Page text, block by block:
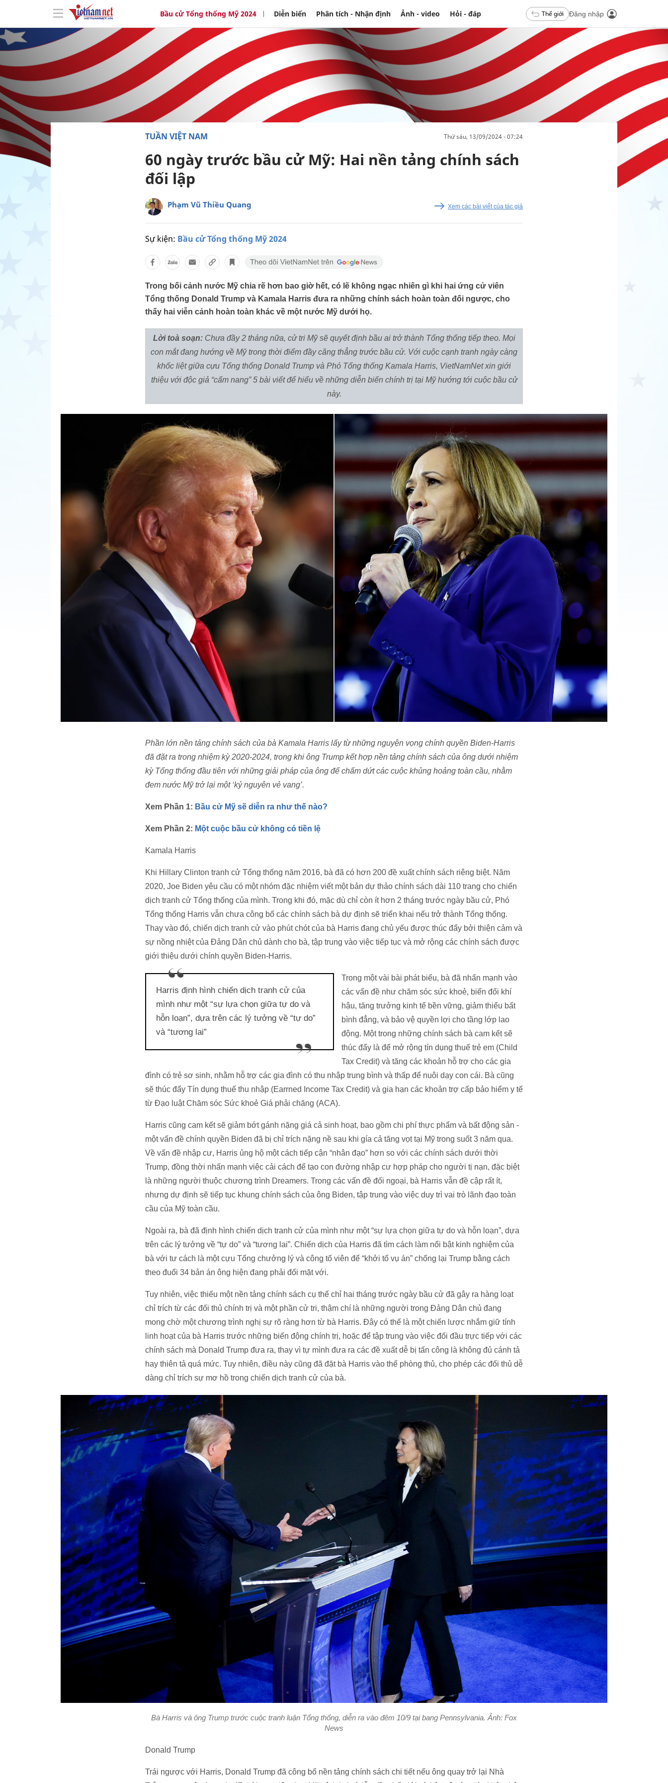
Bầu cử Tổng thống Mỹ 2024 Diễn biến Phân tích - Nhận định Ảnh - video Hỏi - đáp Thế giới Đăng nhập
TUẦN VIỆT NAM thứ sáu, 13/09/2024 - 07:24
60 ngày trước bầu cử Mỹ: Hai nền tảng chính sách
đối lập
Phạm Vũ Thiều Quang Xem các bài viết của tác giả
Sự kiện: Bầu cử Tổng thống Mỹ 2024
Trong bối cảnh nước Mỹ chia rẽ hơn bao giờ hết, có lẽ không ngạc nhiên gì khi hai ứng cử viên
Tổng thống Donald Trump và Kamala Harris đưa ra những chính sách hoàn toàn đối ngược, cho
thấy hai viễn cảnh hoàn toàn khác về một nước Mỹ dưới họ.
Lời toà soạn:Chưa đầy 2 tháng nữa, cử tri Mỹ sẽ quyết định bầu ai trở thành Tổng thống tiếp theo. Mọi
con mắt đang hướng về Mỹ trong thời điểm đầy căng thẳng trước bầu cử. Với cuộc cạnh tranh ngày càng
khốc liệt giữa cựu Tổng thống Donald Trump và Phó Tổng thống Kamala Harris, VietNamNet xin giới
thiệu với độc giả “cẩm nang” 5 bài viết để hiểu về những diễn biến chính trị tại Mỹ hướng tới cuộc bầu cử
này.
Phần lớn nền tảng chính sách của bà Kamala Harris lấy từ những nguyện vọng chính quyền Biden-Harris
đã đặt ra trong nhiệm kỳ 2020-2024, trong khi ông Trump kết hợp nền tảng chính sách của ông dưới nhiệm
kỳ Tổng thống đầu tiên với những giải pháp của ông để chấm dứt các cuộc khủng hoảng toàn cầu, nhằm
đem nước Mỹ trở lại một ‘kỷ nguyên vẻ vang’.
Xem Phần 1: Bầu cử Mỹ sẽ diễn ra như thế nào?
Xem Phần 2: Một cuộc bầu cử không có tiền lệ
Kamala Harris
Khi Hillary Clinton tranh cử Tổng thống năm 2016, bà đã có hơn 200 đề xuất chính sách riêng biệt. Năm
2020, Joe Biden yêu cầu có một nhóm đặc nhiệm viết một bản dự thảo chính sách dài 110 trang cho chiến
dịch tranh cử Tổng thống của mình. Trong khi đó, mặc dù chỉ còn ít hơn 2 tháng trước ngày bầu cử, Phó
Tổng thống Harris vẫn chưa công bố các chính sách bà dự định sẽ triển khai nếu trở thành Tổng thống.
Thay vào đó, chiến dịch tranh cử vào phút chót của bà Harris đang chủ yếu được thúc đẩy bởi thiện cảm và
sự nồng nhiệt của Đảng Dân chủ dành cho bà, tập trung vào việc tiếp tục và mở rộng các chính sách được
giới thiệu dưới chính quyền Biden-Harris.
Harris định hình chiến dịch tranh cử của
mình như một “sự lựa chọn giữa tự do và
hỗn loạn”, dựa trên các lý tưởng về “tự do”
và “tương lai”
Trong một vài bài phát biểu, bà đã nhấn mạnh vào
các vấn đề như chăm sóc sức khoẻ, biến đổi khí
hậu, tăng trưởng kinh tế bền vững, giảm thiểu bất
bình đẳng, và bảo vệ quyền lợi cho tầng lớp lao
động. Một trong những chính sách bà cam kết sẽ
thúc đẩy là để mở rộng tín dụng thuế trẻ em (Child
Tax Credit) và tăng các khoản hỗ trợ cho các gia
đình có trẻ sơ sinh, nhằm hỗ trợ các gia đình có thu nhập trung bình và thấp để nuôi dạy con cái. Bà cũng
sẽ thúc đẩy Tín dụng thuế thu nhập (Earrned Income Tax Credit) và gia hạn các khoản trợ cấp bảo hiểm y tế
từ Đạo luật Chăm sóc Sức khoẻ Giá phải chăng (ACA).
Harris cũng cam kết sẽ giảm bớt gánh nặng giá cả sinh hoạt, bao gồm chi phí thực phẩm và bất động sản -
một vấn đề chính quyền Biden đã bị chỉ trích nặng nề sau khi gía cả tăng vọt tại Mỹ trong suốt 3 năm qua.
Về vấn đề nhập cư, Harris ủng hộ một cách tiếp cận “nhân đạo” hơn so với các chính sách dưới thời
Trump, đồng thời nhấn mạnh việc cải cách để tạo con đường nhập cư hợp pháp cho người tị nạn, đặc biệt
là những người thuộc chương trình Dreamers. Trong các vấn đề đối ngoại, bà Harris vẫn đề cập rất ít,
nhưng dự định sẽ tiếp tục khung chính sách của ông Biden, tập trung vào việc duy trì vai trò lãnh đạo toàn
cầu của Mỹ toàn cầu.
Ngoài ra, bà đã định hình chiến dịch tranh cử của mình như một “sự lựa chọn giữa tự do và hỗn loạn”, dựa
trên các lý tưởng về “tự do” và “tương lai”. Chiến dịch của Harris đã tìm cách làm nổi bật kinh nghiệm của
bà với tư cách là một cựu Tổng chưởng lý và công tố viên để “khởi tố vụ án” chống lại Trump bằng cách
theo đuổi 34 bản án ông hiện đang phải đối mặt với.
Tuy nhiên, việc thiếu một nền tảng chính sách cụ thể chỉ hai tháng trước ngày bầu cử đã gây ra hàng loạt
chỉ trích từ các đối thủ chính trị và một phần cử tri, thậm chí là những người trong Đảng Dân chủ đang
mong chờ một chương trình nghị sự rõ ràng hơn từ bà Harris. Đây có thể là một chiến lược nhắm giữ tính
linh hoạt của bà Harris trước những biến động chính trị, hoặc để tập trung vào việc đối đầu trực tiếp với các
chính sách mà Donald Trump đưa ra, thay vì tự mình đưa ra các đề xuất dễ bị tấn công là không đủ cánh tả
hay thiên tả quá mức. Tuy nhiên, điều này cũng đã đặt bà Harris vào thế phòng thủ, cho phép các đối thủ dễ
dàng chỉ trích sự mơ hồ trong chiến dịch tranh cử của bà.
Bà Harris và ông Trump trước cuộc tranh luận Tổng thống, diễn ra vào đêm 10/9 tại bang Pennsylvania. Ảnh: Fox
News
Donald Trump
Trái ngược với Harris, Donald Trump đã công bố nền tảng chính sách chi tiết nếu ông quay trở lại Nhà